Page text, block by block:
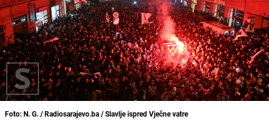
Foto: N. G. / Radiosarajevo.ba / Slavlje ispred Vječne vatre